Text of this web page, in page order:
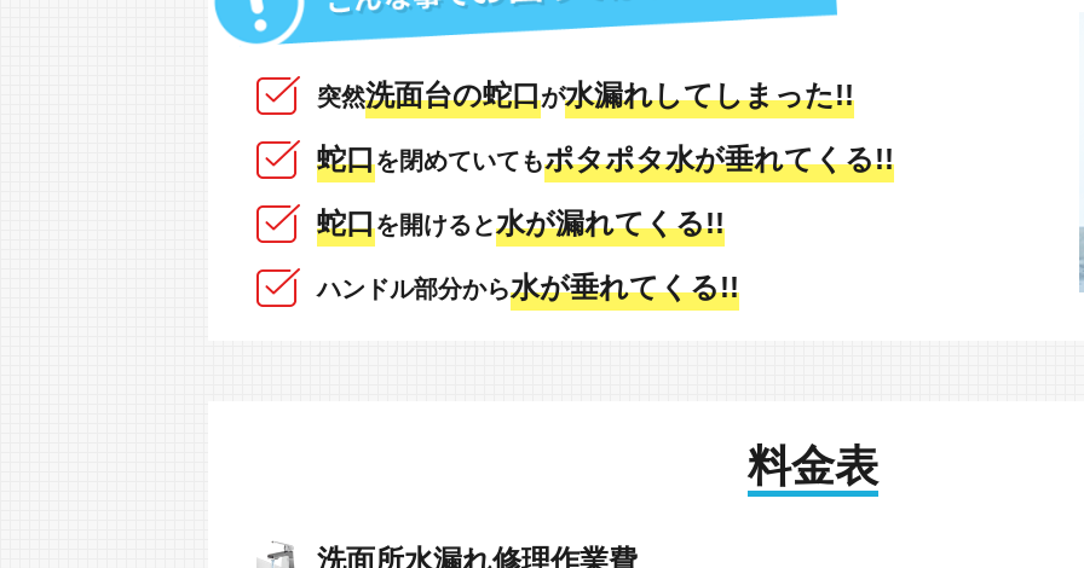
突然洗面台の蛇口が水漏れしてしまった!!
蛇口を閉めていてもポタポタ水が垂れてくる!!
蛇口を開けると水が漏れてくる!!
ハンドル部分から水が垂れてくる!!
料金表
洗面所水漏れ修理作業費